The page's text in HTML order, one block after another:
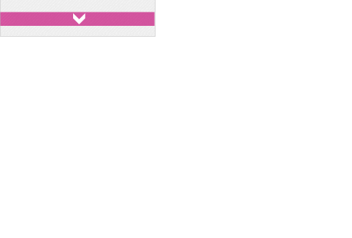
Xe 29 chỗ - Huyndai
County